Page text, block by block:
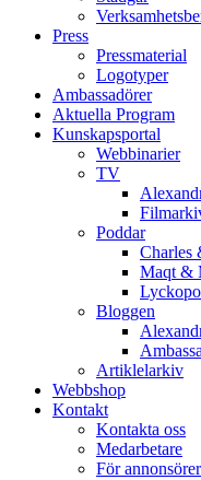
Press
Pressmaterial
Logotyper
Ambassadörer
Aktuella Program
Kunskapsportal
Webbinarier
TV
Poddar
Charles
Maqt &
Bloggen
Artiklelarkiv
Webbshop
Kontakt
Kontakta oss
Medarbetare
För annonsörer